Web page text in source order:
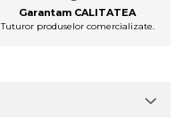
Garantam CALITATEA
Tuturor produselor comercializate.